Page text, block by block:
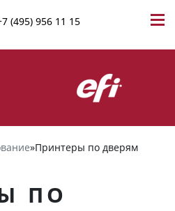
(495) 956 11 15
»Принтеры по дверям
ПО